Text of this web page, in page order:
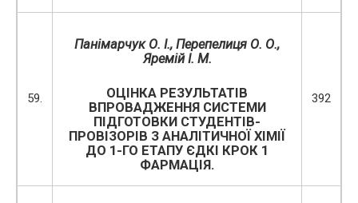
59.
Панімарчук О. І., Перепелиця О. О.,
Яремій І. М.
ОЦІНКА РЕЗУЛЬТАТІВ
ВПРОВАДЖЕННЯ СИСТЕМИ
ПІДГОТОВКИ СТУДЕНТІВ-
ПРОВІЗОРІВ З АНАЛІТИЧНОЇ ХІМІЇ
ДО 1-ГО ЕТАПУ ЄДКІ КРОК 1
ФАРМАЦІЯ.
392